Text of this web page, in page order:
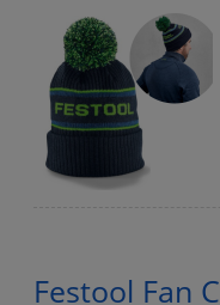
Festool Fan